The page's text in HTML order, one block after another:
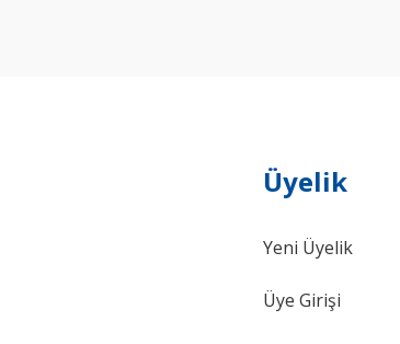
Üyelik
Yeni Üyelik
Üye Girişi